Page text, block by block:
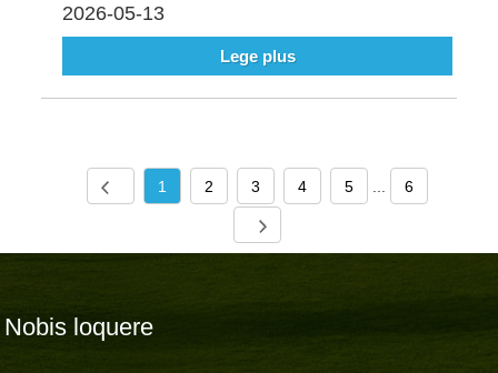
2026-05-13
Lege plus
1 2 3 4 5 ... 6
Nobis loquere